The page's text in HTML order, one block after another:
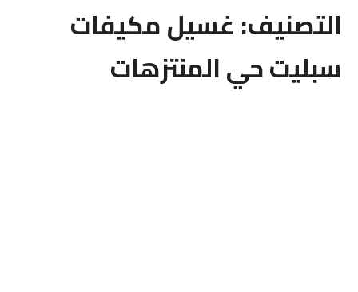
التصنيف:غسيل مكيفات
سبليت حي المنتزهات